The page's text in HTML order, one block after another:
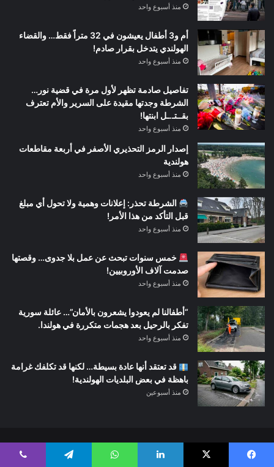
منذ أسبوع واحد
أم و3 أطفال يعيشون في 32 متراً فقط… والقضاء
الهولندي يتدخل بقرار صادم!
منذ أسبوع واحد
تفاصيل صادمة تظهر لأول مرة في قضية نور…
الشرطة وجدتها مقيدة على السرير والأم تعترف
بقــتـ.ـل ابنتها!
منذ أسبوع واحد
إصدار الرمز التحذيري الأصفر في أربعة مقاطعات
هولندية
منذ أسبوع واحد
الشرطة تحذر: إعلانات وهمية ولا تحول أي مبلغ
قبل التأكد من هذا الأمر!
منذ أسبوع واحد
خمس سنوات تبحث عن عمل بلا جدوى… وقصتها
صدمت آلاف الأوروبيين!
منذ أسبوع واحد
“أطفالنا لم يعودوا يشعرون بالأمان”… عائلة سورية
تفكر بالرحيل بعد هجمات متكررة في هولندا.
منذ أسبوع واحد
قد تعتقد أنها عادة بسيطة… لكنها قد تكلفك غرامة
باهظة في بعض البلديات الهولندية!
منذ أسبوعين
© حقوق النشر 2026، جميع الحقوق محفوظة |